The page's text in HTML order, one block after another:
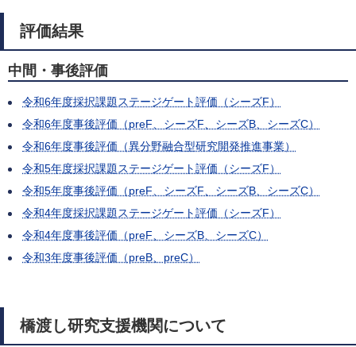
評価結果
中間・事後評価
令和6年度採択課題ステージゲート評価（シーズF）
令和6年度事後評価（preF、シーズF、シーズB、シーズC）
令和6年度事後評価（異分野融合型研究開発推進事業）
令和5年度採択課題ステージゲート評価（シーズF）
令和5年度事後評価（preF、シーズF、シーズB、シーズC）
令和4年度採択課題ステージゲート評価（シーズF）
令和4年度事後評価（preF、シーズB、シーズC）
令和3年度事後評価（preB、preC）
橋渡し研究支援機関について